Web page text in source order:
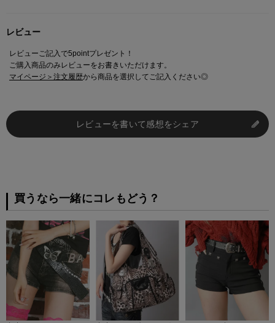
レビュー
レビューご記入で5pointプレゼント！
ご購入商品のみレビューをお書きいただけます。
マイページ＞注文履歴から商品を選択してご記入ください◎
レビューを書いて感想をシェア
買うなら一緒にコレもどう？